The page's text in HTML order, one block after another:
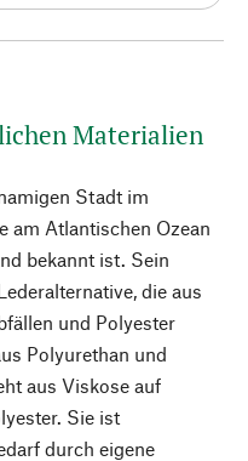
Materialien
Stadt im
am Atlantischen Ozean
bekannt ist. Sein
die aus
und Polyester
Polyurethan und
aus Viskose auf
Sie ist
durch eigene